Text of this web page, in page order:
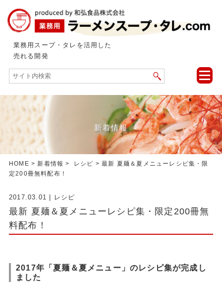
業務用スープ・タレを活用した
売れる開発
toggle
新着情報
HOME >新着情報 > レシピ > 最新 夏麺＆夏メニューレシピ集・限
定200冊無料配布！
2017.03.01 | レシピ
最新 夏麺＆夏メニューレシピ集・限定200冊無
料配布！
2017年「夏麺＆夏メニュー」のレシピ集が完成し
ました